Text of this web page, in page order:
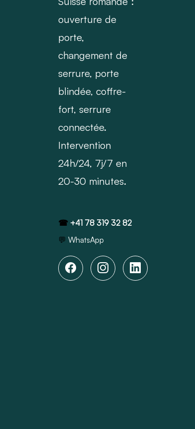
ouverture de
porte,
changement de
serrure, porte
blindée, coffre-
fort, serrure
connectée.
Intervention
24h/24, 7j/7 en
20-30 minutes.
☎ +41 78 319 32 82
💬 WhatsApp